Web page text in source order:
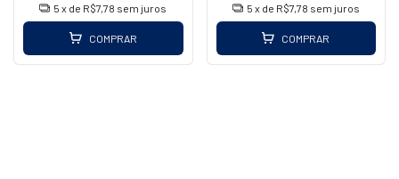
5 x de R$7,78 sem juros
COMPRAR
5 x de R$7,78 sem juros
COMPRAR